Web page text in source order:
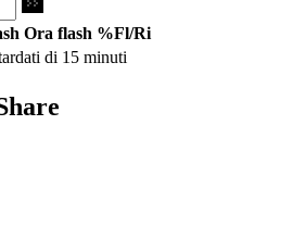
Ora flash %Fl/Ri
di 15 minuti